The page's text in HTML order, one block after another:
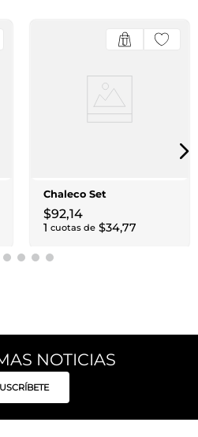
Chaleco Set
$92,14
1 cuotas de $34,77
NOTICIAS